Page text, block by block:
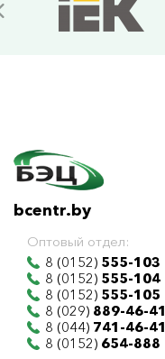
bcentr.by
Оптовый отдел:
8 (0152) 555-103
8 (0152) 555-104
8 (0152) 555-105
8 (029) 889-46-41
8 (044) 741-46-41
8 (0152) 654-888